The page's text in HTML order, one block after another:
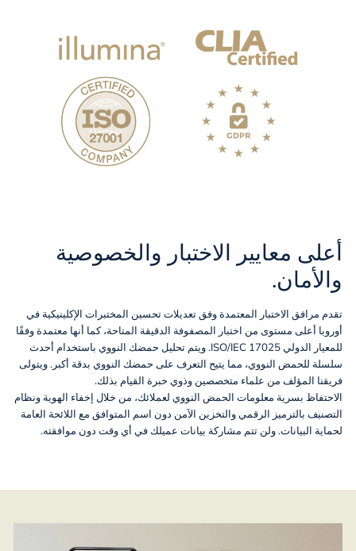
أعلى معايير الاختبار والخصوصية
والأمان.
تقدم مرافق الاختبار المعتمدة وفق تعديلات تحسين المختبرات الإكلينيكية في
أوروبا أعلى مستوى من اختبار المصفوفة الدقيقة المتاحة، كما أنها معتمدة وفقًا
للمعيار الدولي ISO/IEC 17025. ويتم تحليل حمضك النووي باستخدام أحدث
سلسلة للحمض النووي، مما يتيح التعرف على حمضك النووي بدقة أكبر. ويتولى
فريقنا المؤلف من علماء متخصصين وذوي خبرة القيام بذلك.
الاحتفاظ بسرية معلومات الحمض النووي لعملائك، من خلال إخفاء الهوية ونظام
التصنيف بالترميز الرقمي والتخزين الآمن دون اسم المتوافق مع اللائحة العامة
لحماية البيانات. ولن تتم مشاركة بيانات عميلك في أي وقت دون موافقته.